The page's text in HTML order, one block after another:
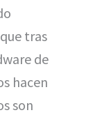
tras
de
hacen
son